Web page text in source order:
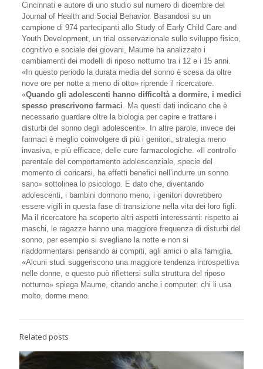
Cincinnati e autore di uno studio sul numero di dicembre del
Journal of Health and Social Behavior. Basandosi su un
campione di 974 partecipanti allo Study of Early Child Care and
Youth Development, un trial osservazionale sullo sviluppo fisico,
cognitivo e sociale dei giovani, Maume ha analizzato i
cambiamenti dei modelli di riposo notturno tra i 12 e i 15 anni.
«In questo periodo la durata media del sonno è scesa da oltre
nove ore per notte a meno di otto» riprende il ricercatore.
«Quando gli adolescenti hanno difficoltà a dormire, i medici
spesso prescrivono farmaci. Ma questi dati indicano che è
necessario guardare oltre la biologia per capire e trattare i
disturbi del sonno degli adolescenti». In altre parole, invece dei
farmaci è meglio coinvolgere di più i genitori, strategia meno
invasiva, e più efficace, delle cure farmacologiche. «Il controllo
parentale del comportamento adolescenziale, specie del
momento di coricarsi, ha effetti benefici nell’indurre un sonno
sano» sottolinea lo psicologo. E dato che, diventando
adolescenti, i bambini dormono meno, i genitori dovrebbero
essere vigili in questa fase di transizione nella vita dei loro figli.
Ma il ricercatore ha scoperto altri aspetti interessanti: rispetto ai
maschi, le ragazze hanno una maggiore frequenza di disturbi del
sonno, per esempio si svegliano la notte e non si
riaddormentarsi pensando ai compiti, agli amici o alla famiglia.
«Alcuni studi suggeriscono una maggiore tendenza introspettiva
nelle donne, e questo può riflettersi sulla struttura del riposo
notturno» spiega Maume, citando anche i computer: chi li usa
molto, dorme meno.
Related posts